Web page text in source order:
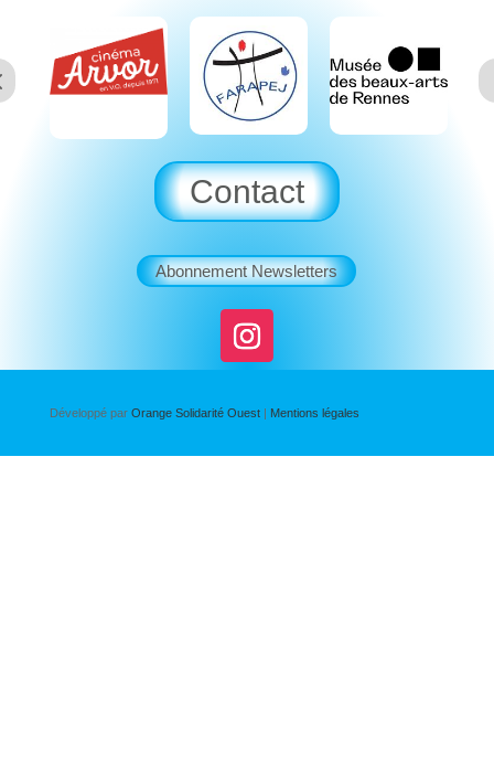
Contact
Abonnement Newsletters
Développé par Orange Solidarité Ouest| Mentions légales